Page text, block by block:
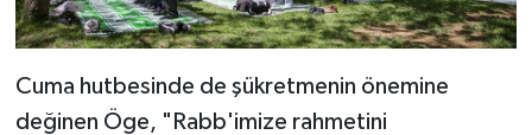
Cuma hutbesinde de şükretmenin önemine
değinen Öge, "Rabb'imize rahmetini
Çanakkale Müftülüğü
Çankırı Müftülüğü
Podcast
Bilim, Teknoloji